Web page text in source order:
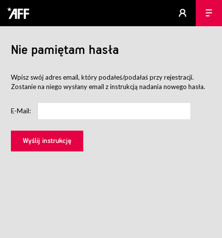
Nie pamiętam hasła
Wpisz swój adres email, który podałeś/podałaś przy rejestracji.
Zostanie na niego wysłany email z instrukcją nadania nowego hasła.
E-Mail: